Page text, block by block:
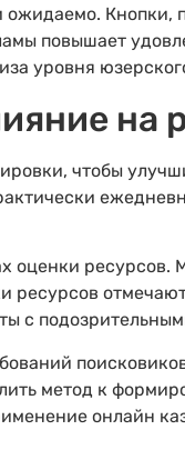
Кнопки,
повышает
уровня
на
чтобы
ресурсов.
с
метод к
онлайн